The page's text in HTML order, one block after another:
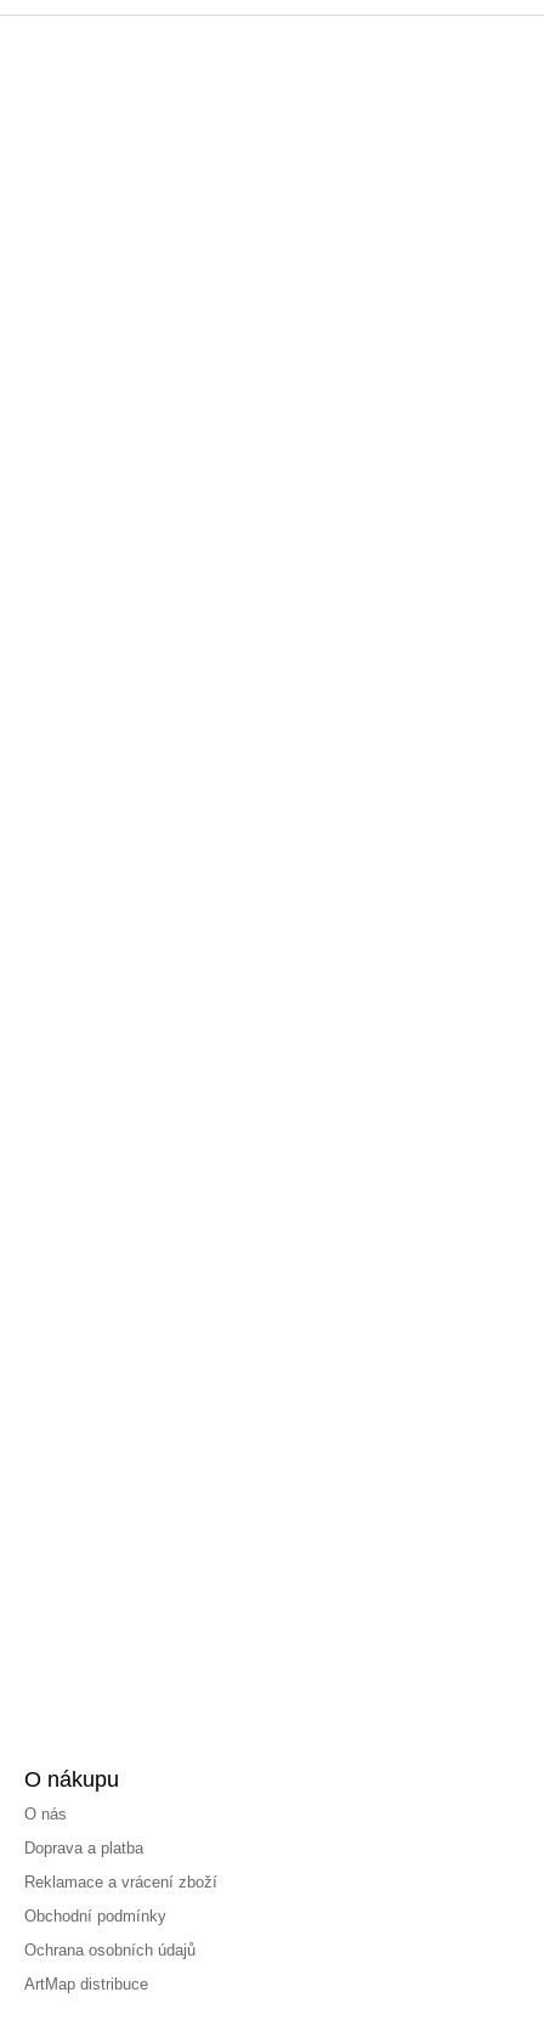
O nákupu
O nás
Doprava a platba
Reklamace a vrácení zboží
Obchodní podmínky
Ochrana osobních údajů
ArtMap distribuce